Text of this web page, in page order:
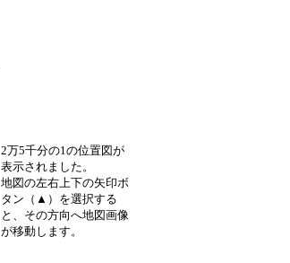
2万5千分の1の位置図が
表示されました。
地図の左右上下の矢印ボ
タン（▲）を選択する
と、その方向へ地図画像
が移動します。